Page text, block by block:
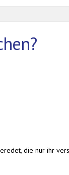
die nur ihr